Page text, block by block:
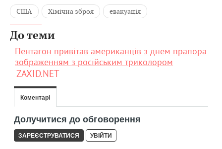
США Хімічна зброя евакуація
До теми
Пентагон привітав американців з днем прапора
зображенням з російським триколором
ZAXID.NET